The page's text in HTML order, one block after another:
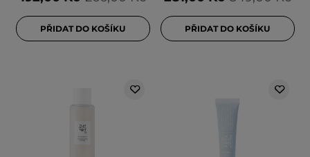
PŘIDAT DO KOŠÍKU PŘIDAT DO KOŠÍKU